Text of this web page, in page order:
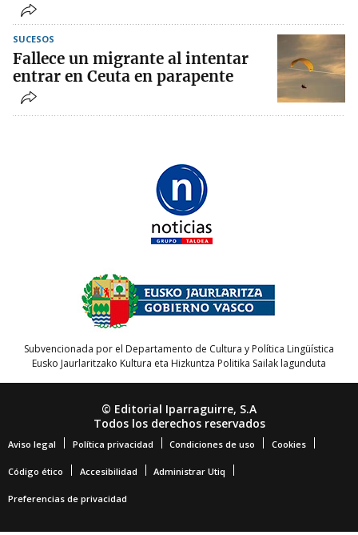
SUCESOS
Fallece un migrante al intentar
entrar en Ceuta en parapente
Subvencionada por el Departamento de Cultura y Política Lingüística
Eusko Jaurlaritzako Kultura eta Hizkuntza Politika Sailak lagunduta
© Editorial Iparraguirre, S.A
Todos los derechos reservados
Aviso legal Política privacidad Condiciones de uso Cookies
Código ético Accesibilidad Administrar Utiq
Preferencias de privacidad